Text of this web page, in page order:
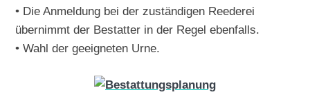
• Die Anmeldung bei der zuständigen Reederei
übernimmt der Bestatter in der Regel ebenfalls.
• Wahl der geeigneten Urne.